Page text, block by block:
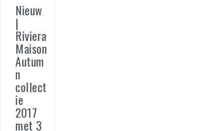
Nieuw
|
Riviera
Maison
Autum
n
collect
ie
2017
met 3